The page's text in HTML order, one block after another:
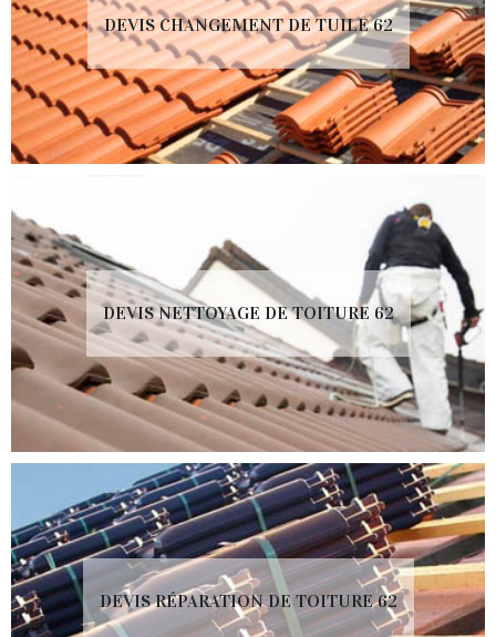
DEVIS CHANGEMENT DE TUILE 62
DEVIS NETTOYAGE DE TOITURE 62
DEVIS RÉPARATION DE TOITURE 62